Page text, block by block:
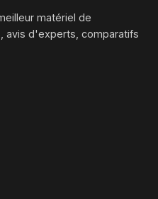
matériel de
avis d'experts, comparatifs